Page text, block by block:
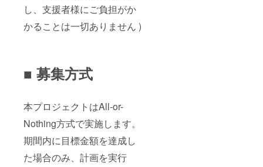
し、支援者様にご負担がか
かることは一切ありません )
■ 募集方式
本プロジェクトはAll-or-
Nothing方式で実施します。
期間内に目標金額を達成し
た場合のみ、計画を実行